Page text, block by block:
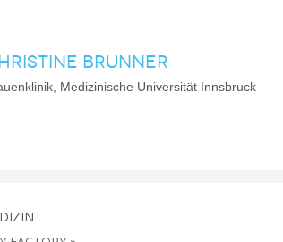
BRUNNER
Medizinische Universität Innsbruck